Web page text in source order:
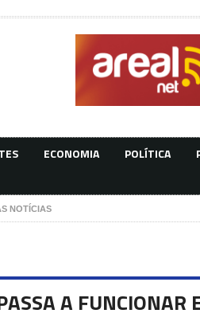
ECONOMIA POLÍTICA
NOTÍCIAS
A FUNCIONAR